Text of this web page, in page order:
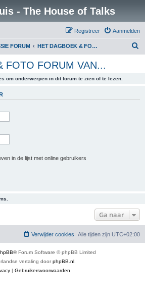
- The House of Talks
Aanmelden
Registreer
FORUM HET DAGBOEK & FOTO FORUM VAN...
FOTO FORUM VAN...
om onderwerpen in dit forum te zien of te lezen.
in de lijst met online gebruikers
Ga naar
Alle tijden zijn UTC+02:00
Verwijder cookies
® Forum Software © phpBB Limited
vertaling doorphpBB.nl
| Gebruikersvoorwaarden